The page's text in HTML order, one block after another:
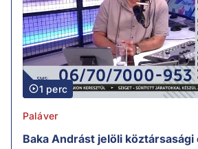
1 perc
Paláver
Baka Andrást jelöli köztársasági